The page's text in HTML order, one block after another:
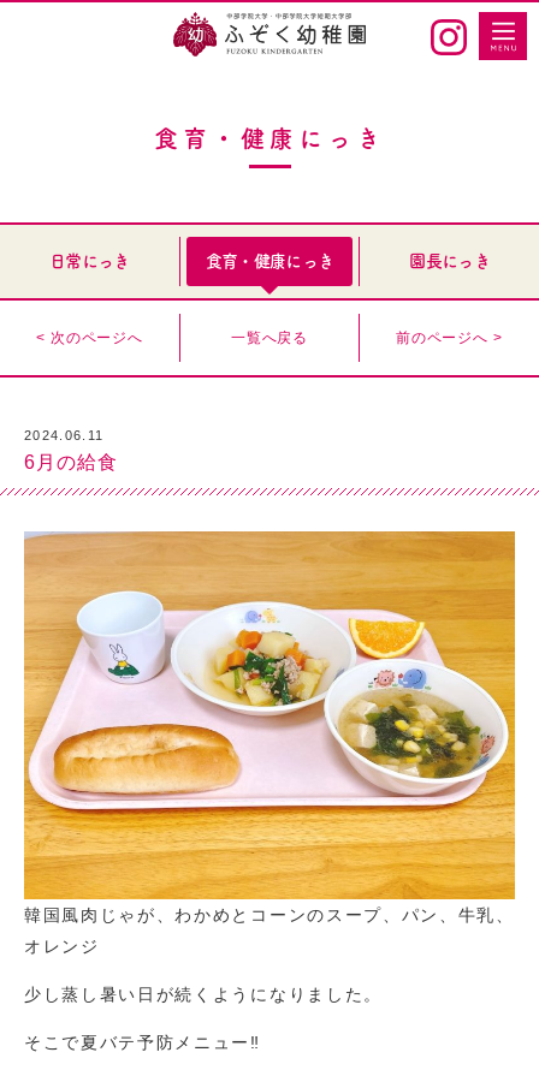
食育・健康にっき
日常にっき 食育・健康にっき 園長にっき
< 次のページへ 一覧へ戻る 前のページへ >
2024.06.11
6月の給食
韓国風肉じゃが、わかめとコーンのスープ、パン、牛乳、
オレンジ
少し蒸し暑い日が続くようになりました。
そこで夏バテ予防メニュー‼